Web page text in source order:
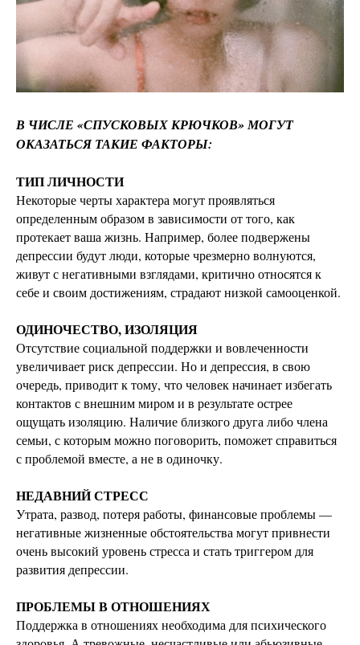
В ЧИСЛЕ «СПУСКОВЫХ КРЮЧКОВ» МОГУТ
ОКАЗАТЬСЯ ТАКИЕ ФАКТОРЫ:
ТИП ЛИЧНОСТИ
Некоторые черты характера могут проявляться
определенным образом в зависимости от того, как
протекает ваша жизнь. Например, более подвержены
депрессии будут люди, которые чрезмерно волнуются,
живут с негативными взглядами, критично относятся к
себе и своим достижениям, страдают низкой самооценкой.
ОДИНОЧЕСТВО, ИЗОЛЯЦИЯ
Отсутствие социальной поддержки и вовлеченности
увеличивает риск депрессии. Но и депрессия, в свою
очередь, приводит к тому, что человек начинает избегать
контактов с внешним миром и в результате острее
ощущать изоляцию. Наличие близкого друга либо члена
семьи, с которым можно поговорить, поможет справиться
с проблемой вместе, а не в одиночку.
НЕДАВНИЙ СТРЕСС
Утрата, развод, потеря работы, финансовые проблемы —
негативные жизненные обстоятельства могут привнести
очень высокий уровень стресса и стать триггером для
развития депрессии.
ПРОБЛЕМЫ В ОТНОШЕНИЯХ
Поддержка в отношениях необходима для психического